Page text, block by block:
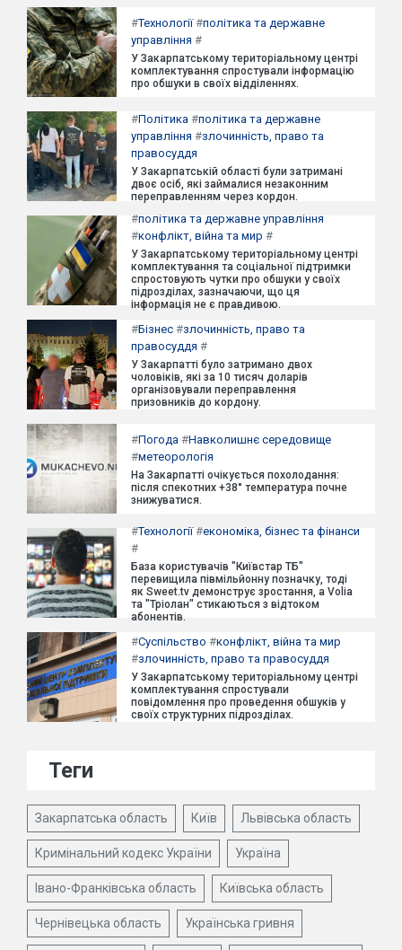
#Технології#політика та державне
управління #
У Закарпатському територіальному центрі
комплектування спростували інформацію
про обшуки в своїх відділеннях.
#Політика #політика та державне
управління #злочинність, право та
правосуддя
У Закарпатській області були затримані
двоє осіб, які займалися незаконним
переправленням через кордон.
#політика та державне управління
#конфлікт, війна та мир #
У Закарпатському територіальному центрі
комплектування та соціальної підтримки
спростовують чутки про обшуки у своїх
підрозділах, зазначаючи, що ця
інформація не є правдивою.
#Бізнес #злочинність, право та
правосуддя #
У Закарпатті було затримано двох
чоловіків, які за 10 тисяч доларів
організовували переправлення
призовників до кордону.
#Погода #Навколишнє середовище
#метеорологія
На Закарпатті очікується похолодання:
після спекотних +38° температура почне
знижуватися.
#Технології#економіка, бізнес та фінанси
#
База користувачів "Київстар ТБ"
перевищила півмільйонну позначку, тоді
як Sweet.tv демонструє зростання, а Volia
та "Тріолан" стикаються з відтоком
абонентів.
#Суспільство #конфлікт, війна та мир
#злочинність, право та правосуддя
У Закарпатському територіальному центрі
комплектування спростували
повідомлення про проведення обшуків у
своїх структурних підрозділах.
Теги
Закарпатська область Київ Львівська область
Кримінальний кодекс України Україна
Івано-Франківська область Київська область
Чернівецька область Українська гривня